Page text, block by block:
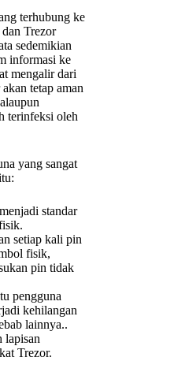
terhubung ke
Trezor
sedemikian
informasi ke
mengalir dari
tetap aman
terinfeksi oleh
yang sangat
standar
setiap kali pin
fisik,
pin tidak
pengguna
kehilangan
lainnya..
lapisan
Trezor.